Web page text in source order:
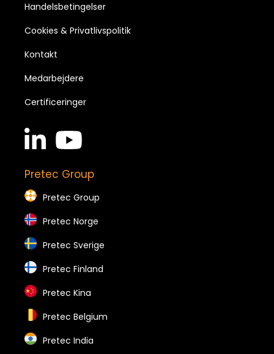
Handelsbetingelser
Cookies & Privatlivspolitik
Kontakt
Medarbejdere
Certificeringer
linkedin
in
Pretec Group
Pretec Group
Pretec Norge
Pretec Sverige
Pretec Finland
Pretec Kina
Pretec Belgium
Pretec India